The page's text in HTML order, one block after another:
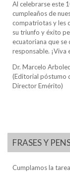
Al celebrarse este
cumpleaños de
compatriotas y les
su triunfo y éxito
ecuatoriana que
responsable. ¡Viva
Dr. Marcelo
(Editorial póstumo
Director Emérito)
FRASES Y
Cumplamos la